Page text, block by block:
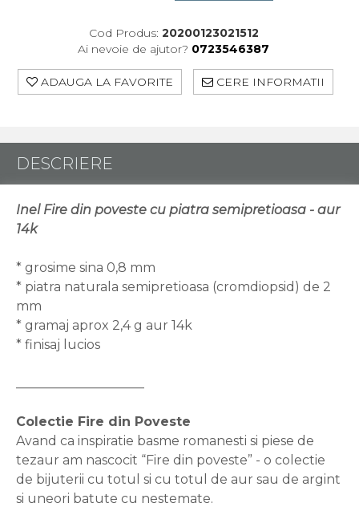
Cod Produs: 20200123021512
Ai nevoie de ajutor? 0723546387
ADAUGA LA FAVORITE CERE INFORMATII
DESCRIERE
Inel Fire din poveste cu piatra semipretioasa - aur
14k
* grosime sina 0,8 mm
* piatra naturala semipretioasa (cromdiopsid) de 2
mm
* gramaj aprox 2,4 g aur 14k
* finisaj lucios
Colectie Fire din Poveste
Avand ca inspiratie basme romanesti si piese de
tezaur am nascocit “Fire din poveste” - o colectie
de bijuterii cu totul si cu totul de aur sau de argint
si uneori batute cu nestemate.